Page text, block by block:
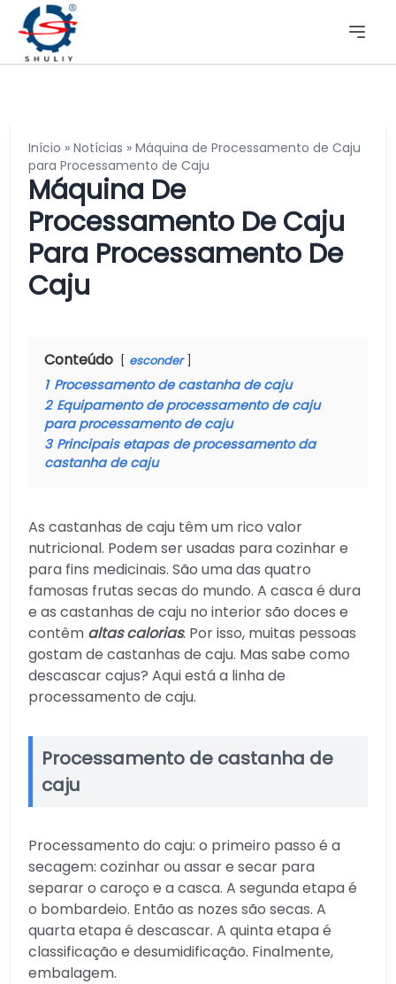
Início » Notícias » Máquina de Processamento de Caju
para Processamento de Caju
Máquina De
Processamento De Caju
Para Processamento De
Caju
Conteúdo esconder
1 Processamento de castanha de caju
2 Equipamento de processamento de caju
para processamento de caju
3 Principais etapas de processamento da
castanha de caju
As castanhas de caju têm um rico valor
nutricional. Podem ser usadas para cozinhar e
para fins medicinais. São uma das quatro
famosas frutas secas do mundo. A casca é dura
e as castanhas de caju no interior são doces e
contêm altas calorias. Por isso, muitas pessoas
gostam de castanhas de caju. Mas sabe como
descascar cajus? Aqui está a linha de
processamento de caju.
Processamento de castanha de
caju
Processamento do caju: o primeiro passo é a
secagem: cozinhar ou assar e secar para
separar o caroço e a casca. A segunda etapa é
o bombardeio. Então as nozes são secas. A
quarta etapa é descascar. A quinta etapa é
classificação e desumidificação. Finalmente,
embalagem.